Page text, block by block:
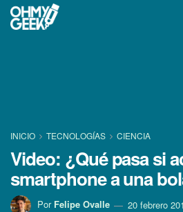
INICIO TECNOLOGÍ­AS CIENCIA
Video: ¿Qué pasa si
smartphone a una
Por Felipe Ovalle 20 febrero